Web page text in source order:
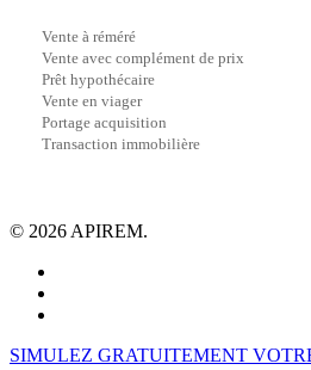
Vente à réméré
Vente avec complément de prix
Prêt hypothécaire
Vente en viager
Portage acquisition
Transaction immobilière
© 2026 APIREM.
Close
SIMULEZ GRATUITEMENT